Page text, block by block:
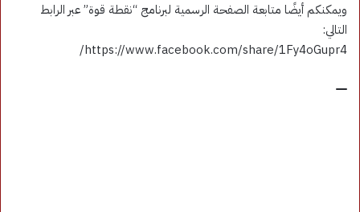
ويمكنكم أيضًا متابعة الصفحة الرسمية لبرنامج “نقطة قوة” عبر الرابط
التالي:
https://www.facebook.com/share/1Fy4oGupr4/